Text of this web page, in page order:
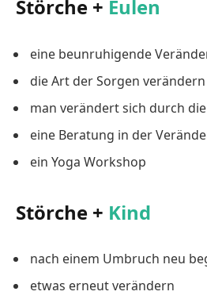
Störche + Eulen
eine beunruhigende
die Art der Sorgen
man verändert sich durch
eine Beratung in der
ein Yoga Workshop
Störche + Kind
nach einem Umbruch neu
etwas erneut verändern